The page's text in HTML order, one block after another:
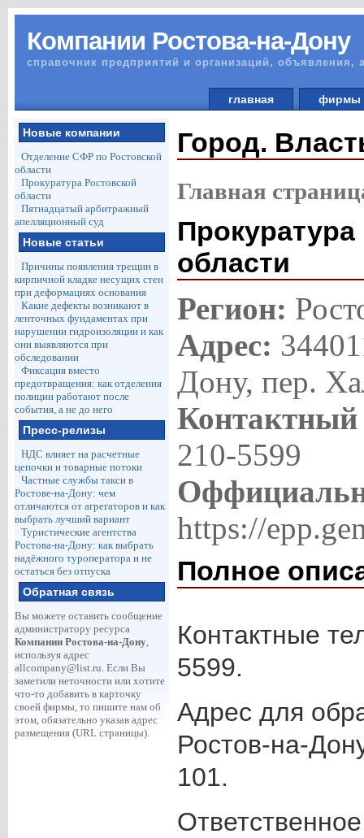
Компании Ростова-на-Дону
справочник предприятий и организаций, объявления,
главная
Новые компании
Отделение СФР по Ростовской
области
Прокуратура Ростовской
области
Пятнадцатый арбитражный
апелляционный суд
Новые статьи
Причины появления трещин в
кирпичной кладке несущих стен
при деформациях основания
Какие дефекты возникают в
ленточных фундаментах при
нарушении гидроизоляции и как
они выявляются при
обследовании
Фиксация вместо
предотвращения: как отделения
полиции работают после
события, а не до него
Пресс-релизы
НДС влияет на расчетные
цепочки и товарные потоки
Частные службы такси в
Ростове-на-Дону: чем
отличаются от агрегаторов и как
выбрать лучший вариант
Туристические агентства
Ростова-на-Дону: как выбрать
надёжного туроператора и не
остаться без отпуска
Обратная связь
Вы можете оставить сообщение
администратору ресурса
Компании Ростова-на-Дону,
используя адрес
allcompany@list.ru. Если Вы
заметили неточности или хотите
что-то добавить в карточку
своей фирмы, то пишите нам об
этом, обязательно указав адрес
размещения (URL страницы).
Город.
Главная
области
Регион:
Адрес:
Дону, пер.
210-5599
https://
Полное
Контактные
5599.
Адрес для
Ростов-на-
101.